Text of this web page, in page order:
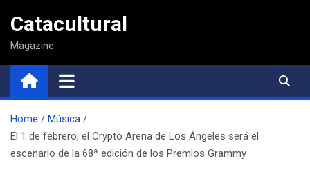
contenido
Catacultural
Magazine
Home
Música
El 1 de febrero, el Crypto Arena de Los Ángeles será el
escenario de la 68ª edición de los Premios Grammy